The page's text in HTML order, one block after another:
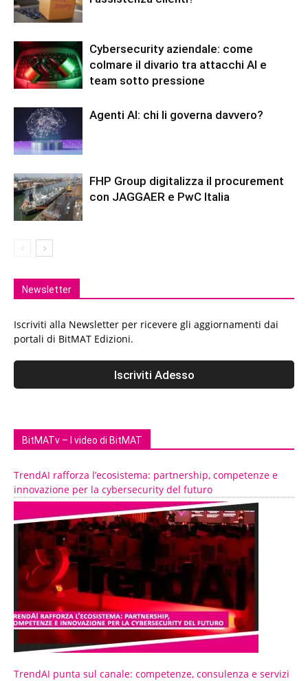
Cybersecurity aziendale: come
colmare il divario tra attacchi AI e
team sotto pressione
Agenti AI: chi li governa davvero?
FHP Group digitalizza il procurement
con JAGGAER e PwC Italia
Newsletter
Iscriviti alla Newsletter per ricevere gli aggiornamenti dai
portali di BitMAT Edizioni.
BitMATv – I video di BitMAT
TrendAI rafforza l’ecosistema: partnership, competenze e
innovazione per la cybersecurity del futuro
TrendAI punta sul canale: competenze, consulenza e servizi